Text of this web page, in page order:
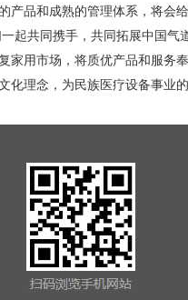
品和成熟的管理体系，将会给
起共同携手，共同拓展中国气
家用市场，将质优产品和服务
化理念，为民族医疗设备事业